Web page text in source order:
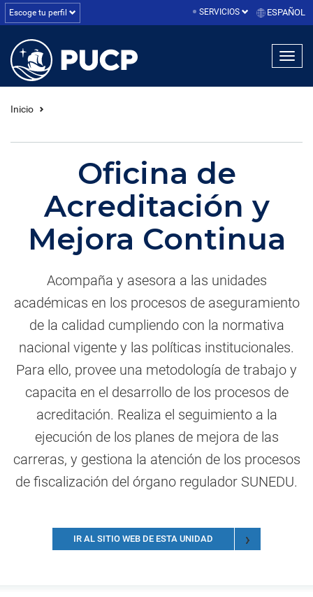
Escoge tu perfil SERVICIOS ESPAÑOL
Inicio
Oficina de
Acreditación y
Mejora Continua
Acompaña y asesora a las unidades
académicas en los procesos de aseguramiento
de la calidad cumpliendo con la normativa
nacional vigente y las políticas institucionales.
Para ello, provee una metodología de trabajo y
capacita en el desarrollo de los procesos de
acreditación. Realiza el seguimiento a la
ejecución de los planes de mejora de las
carreras, y gestiona la atención de los procesos
de fiscalización del órgano regulador SUNEDU.
IR AL SITIO WEB DE ESTA UNIDAD